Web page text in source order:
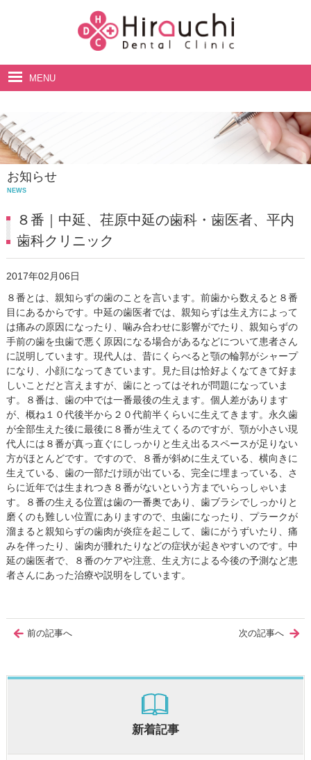
MENU
アクセス・診療時間
お知らせ
NEWS
８番｜中延、荏原中延の歯科・歯医者、平内
歯科クリニック
2017年02月06日
８番とは、親知らずの歯のことを言います。前歯から数えると８番
目にあるからです。中延の歯医者では、親知らずは生え方によって
は痛みの原因になったり、噛み合わせに影響がでたり、親知らずの
手前の歯を虫歯で悪く原因になる場合があるなどについて患者さん
に説明しています。現代人は、昔にくらべると顎の輪郭がシャープ
になり、小顔になってきています。見た目は恰好よくなてきて好ま
しいことだと言えますが、歯にとってはそれが問題になっていま
す。８番は、歯の中では一番最後の生えます。個人差があります
が、概ね１０代後半から２０代前半くらいに生えてきます。永久歯
が全部生えた後に最後に８番が生えてくるのですが、顎が小さい現
代人には８番が真っ直ぐにしっかりと生え出るスペースが足りない
方がほとんどです。ですので、８番が斜めに生えている、横向きに
生えている、歯の一部だけ頭が出ている、完全に埋まっている、さ
らに近年では生まれつき８番がないという方までいらっしゃいま
す。８番の生える位置は歯の一番奥であり、歯ブラシでしっかりと
磨くのも難しい位置にありますので、虫歯になったり、プラークが
溜まると親知らずの歯肉が炎症を起こして、歯にがうずいたり、痛
みを伴ったり、歯肉が腫れたりなどの症状が起きやすいのです。中
延の歯医者で、８番のケアや注意、生え方による今後の予測など患
者さんにあった治療や説明をしています。
前の記事へ 次の記事へ
新着記事